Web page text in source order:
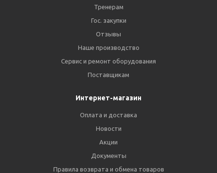
Тренерам
Гос. закупки
Отзывы
Наше производство
Сервис и ремонт оборудования
Поставщикам
Интернет-магазин
Оплата и доставка
Новости
Акции
Документы
Правила возврата и обмена товаров